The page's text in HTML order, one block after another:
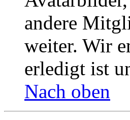
andere
weiter. Wir
erledigt ist
Nach oben